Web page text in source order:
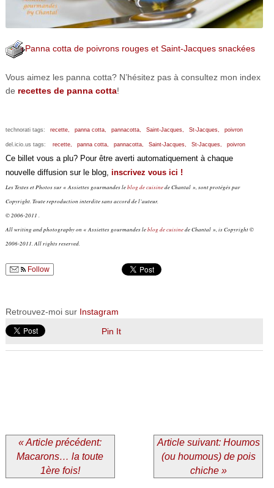
Panna cotta de poivrons rouges et Saint-Jacques snackées
Vous aimez les panna cotta? N’hésitez pas à consultez mon index
de recettes de panna cotta!
technorati tags: recette, panna cotta, pannacotta, Saint-Jacques, St-Jacques, poivron
del.icio.us tags: recette, panna cotta, pannacotta, Saint-Jacques, St-Jacques, poivron
Ce billet vous a plu? Pour être averti automatiquement à chaque
nouvelle diffusion sur le blog, inscrivez vous ici !
Les Textes et Photos sur « Assiettes gourmandes leblog de cuisinede Chantal », sont protégés par
Copyright. Toute reproduction interdite sans accord de l’auteur.
© 2006-2011 .
All writing and photography on « Assiettes gourmandes leblog de cuisinede Chantal », is Copyright ©
2006-2011. All rights reserved.
Follow
Retrouvez-moi sur Instagram
Pin It
« Article précédent:
Macarons… la toute
1ère fois!
Article suivant: Houmos
(ou houmous) de pois
chiche »